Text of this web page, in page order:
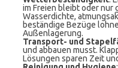
im Freien bleibt oder
Wasserdichte,
beständige Bezüge
Außenlagerung.
Transport- und
und abbauen musst.
Lösungen sparen Zeit